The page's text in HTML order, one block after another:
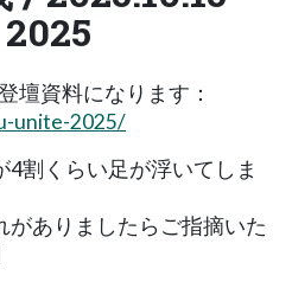
壇資料になります：
unite-2025/
割くらい足が浮いてしま
がありましたらご指摘いた